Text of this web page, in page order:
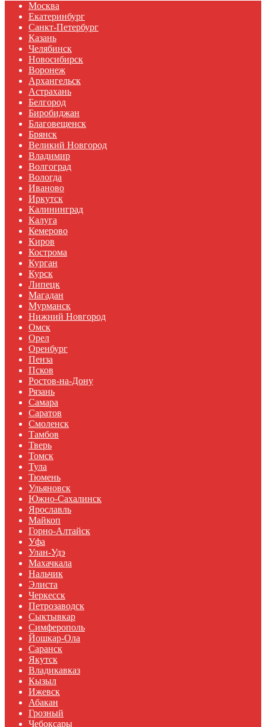
Москва
Екатеринбург
Санкт-Петербург
Казань
Челябинск
Новосибирск
Воронеж
Архангельск
Астрахань
Белгород
Биробиджан
Благовещенск
Брянск
Великий Новгород
Владимир
Волгоград
Вологда
Иваново
Иркутск
Калининград
Калуга
Кемерово
Киров
Кострома
Курган
Курск
Липецк
Магадан
Мурманск
Нижний Новгород
Омск
Орел
Оренбург
Пенза
Псков
Ростов-на-Дону
Рязань
Самара
Саратов
Смоленск
Тамбов
Тверь
Томск
Тула
Тюмень
Ульяновск
Южно-Сахалинск
Ярославль
Майкоп
Горно-Алтайск
Уфа
Улан-Удэ
Махачкала
Нальчик
Элиста
Черкесск
Петрозаводск
Сыктывкар
Симферополь
Йошкар-Ола
Саранск
Якутск
Владикавказ
Кызыл
Ижевск
Абакан
Грозный
Чебоксары